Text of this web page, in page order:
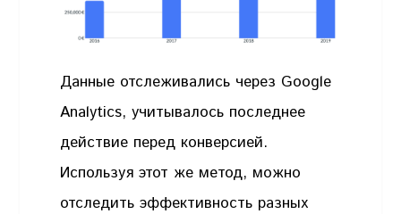
Данные отслеживались через Google
Analytics, учитывалось последнее
действие перед конверсией.
Используя этот же метод, можно
отследить эффективность разных